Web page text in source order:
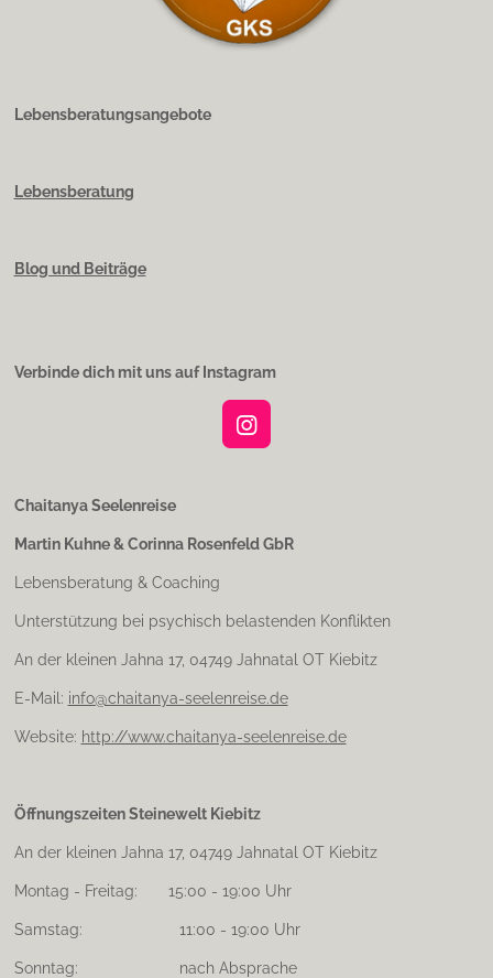
Lebensberatungsangebote
Lebensberatung
Blog und Beiträge
Verbinde dich mit uns auf Instagram
I
g
m
Chaitanya Seelenreise
Martin Kuhne & Corinna Rosenfeld GbR
Lebensberatung & Coaching
Unterstützung bei psychisch belastenden Konflikten
An der kleinen Jahna 17, 04749 Jahnatal OT Kiebitz
E-Mail: info@chaitanya-seelenreise.de
Website: http://www.chaitanya-seelenreise.de
Öffnungszeiten Steinewelt Kiebitz
An der kleinen Jahna 17, 04749 Jahnatal OT Kiebitz
Montag - Freitag: 15:00 - 19:00 Uhr
Samstag: 11:00 - 19:00 Uhr
Sonntag: nach Absprache